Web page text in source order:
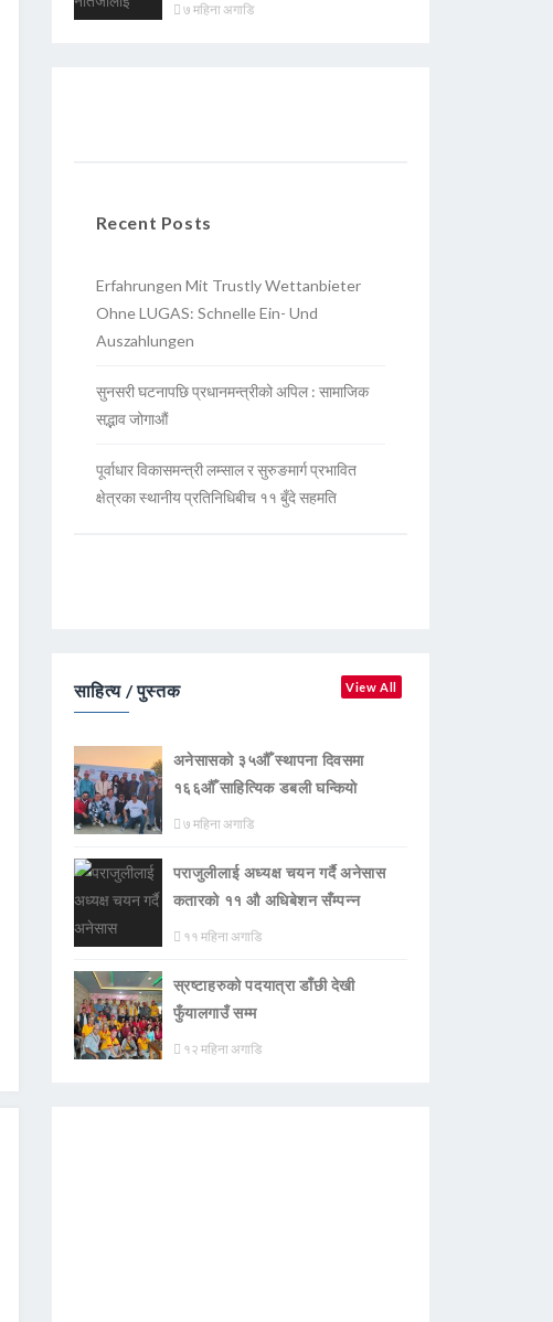
७ महिना अगाडि
Recent Posts
Erfahrungen Mit Trustly Wettanbieter
Ohne LUGAS: Schnelle Ein- Und
Auszahlungen
सुनसरी घटनापछि प्रधानमन्त्रीको अपिल : सामाजिक
सद्भाव जोगाऔं
पूर्वाधार विकासमन्त्री लम्साल र सुरुङमार्ग प्रभावित
क्षेत्रका स्थानीय प्रतिनिधिबीच ११ बुँदे सहमति
साहित्य / पुस्तक View All
अनेसासको ३५औँ स्थापना दिवसमा
१६६औँ साहित्यिक डबली घन्कियाे
७ महिना अगाडि
पराजुलीलाई अध्यक्ष चयन गर्दै अनेसास
कतारको ११ औ अधिबेशन सँम्पन्न
११ महिना अगाडि
स्रष्टाहरुको पदयात्रा डाँछी देखी
फुँयालगाउँ सम्म
१२ महिना अगाडि